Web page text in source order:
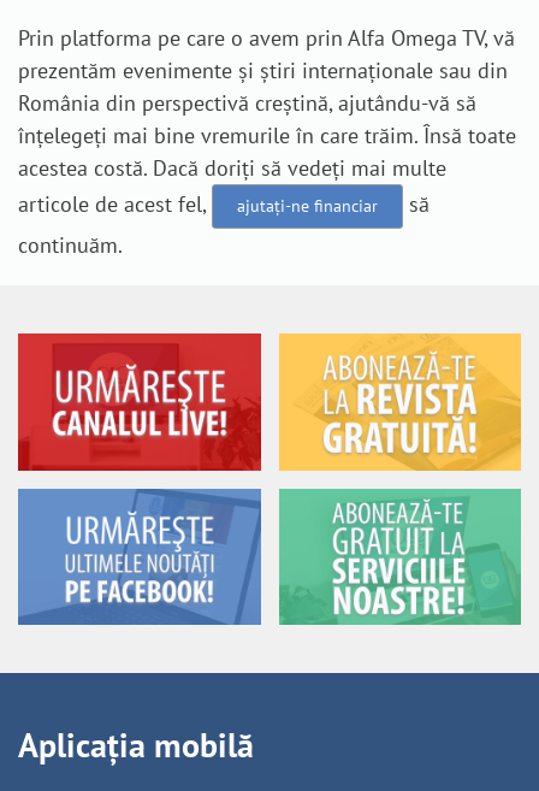
Prin platforma pe care o avem prin Alfa Omega TV, vă
prezentăm evenimente și știri internaționale sau din
România din perspectivă creștină, ajutându-vă să
înțelegeți mai bine vremurile în care trăim. Însă toate
acestea costă. Dacă doriți să vedeți mai multe
articole de acest fel,
ajutați-ne financiar
să
continuăm.
Aplicația mobilă